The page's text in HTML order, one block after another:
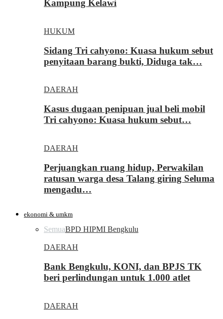
Kampung Kelawi
HUKUM
Sidang Tri cahyono: Kuasa hukum sebut
penyitaan barang bukti, Diduga tak…
DAERAH
Kasus dugaan penipuan jual beli mobil
Tri cahyono: Kuasa hukum sebut…
DAERAH
Perjuangkan ruang hidup, Perwakilan
ratusan warga desa Talang giring Seluma
mengadu…
ekonomi & umkm
SemuaBPD HIPMI Bengkulu
DAERAH
Bank Bengkulu, KONI, dan BPJS TK
beri perlindungan untuk 1.000 atlet
DAERAH